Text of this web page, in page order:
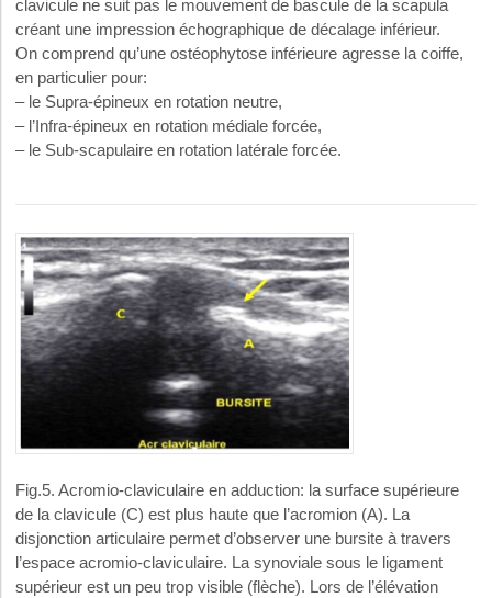
clavicule ne suit pas le mouvement de bascule de la scapula
créant une impression échographique de décalage inférieur.
On comprend qu’une ostéophytose inférieure agresse la coiffe,
en particulier pour:
– le Supra-épineux en rotation neutre,
– l’Infra-épineux en rotation médiale forcée,
– le Sub-scapulaire en rotation latérale forcée.
Fig.5. Acromio-claviculaire en adduction: la surface supérieure
de la clavicule (C) est plus haute que l’acromion (A). La
disjonction articulaire permet d’observer une bursite à travers
l’espace acromio-claviculaire. La synoviale sous le ligament
supérieur est un peu trop visible (flèche). Lors de l’élévation